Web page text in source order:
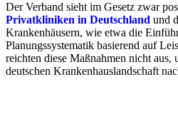
Der Verband sieht im Gesetz zwar
Privatkliniken in Deutschland und
Krankenhäusern, wie etwa die
Planungssystematik basierend auf
reichten diese Maßnahmen nicht aus,
deutschen Krankenhauslandschaft